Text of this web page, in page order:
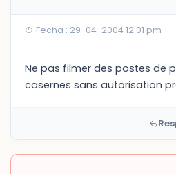
Fecha : 29-04-2004 12:01 pm
Ne pas filmer des postes de
casernes sans autorisation